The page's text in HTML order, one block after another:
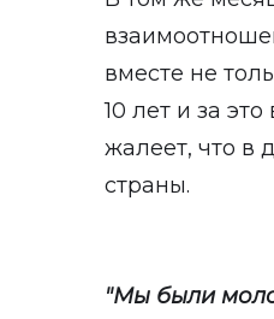
вместе не
10 лет и за
жалеет, что в
страны.
"Мы были